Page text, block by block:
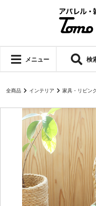
メニュー 検
全商品 インテリア 家具・リビン